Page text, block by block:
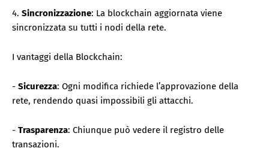
4. Sincronizzazione: La blockchain aggiornata viene
sincronizzata su tutti i nodi della rete.
I vantaggi della Blockchain:
- Sicurezza: Ogni modifica richiede l’approvazione della
rete, rendendo quasi impossibili gli attacchi.
- Trasparenza: Chiunque può vedere il registro delle
transazioni.